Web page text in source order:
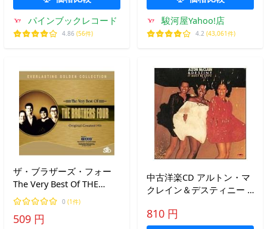
パインブックレコード
4.86 (56件)
駿河屋Yahoo!店
4.2 (43,061件)
ザ・ブラザーズ・フォー
The Very Best Of THE
BROTHERS FOUR Original
Greatest Hit SICD-08032
0 (1件)
509 円
中古洋楽CD アルトン・マ
クレイン＆デスティニー /
810 円